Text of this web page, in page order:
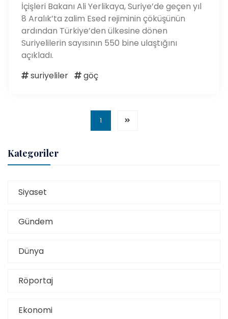
İçişleri Bakanı Ali Yerlikaya, Suriye’de geçen yıl
8 Aralık’ta zalim Esed rejiminin çöküşünün
ardından Türkiye’den ülkesine dönen
Suriyelilerin sayısının 550 bine ulaştığını
açıkladı.
suriyeliler
göç
1
Kategoriler
Siyaset
Gündem
Dünya
Röportaj
Ekonomi